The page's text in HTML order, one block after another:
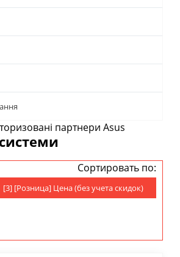
Сортировать по:
[3] [Розница] Цена (без учета скидок)